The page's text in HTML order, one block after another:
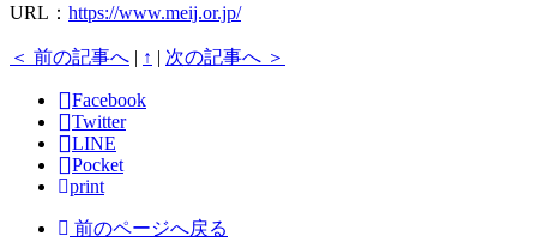
URL： https://www.meij.or.jp/
＜ 前の記事へ | ↑ | 次の記事へ ＞
Facebook
Twitter
LINE
Pocket
print
前のページへ戻る